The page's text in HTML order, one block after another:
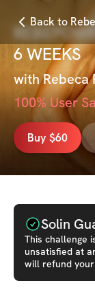
Back to
6 WEEKS
withRebeca
100% User
Buy $60
Solin
This challenge
unsatisfied at
will refund